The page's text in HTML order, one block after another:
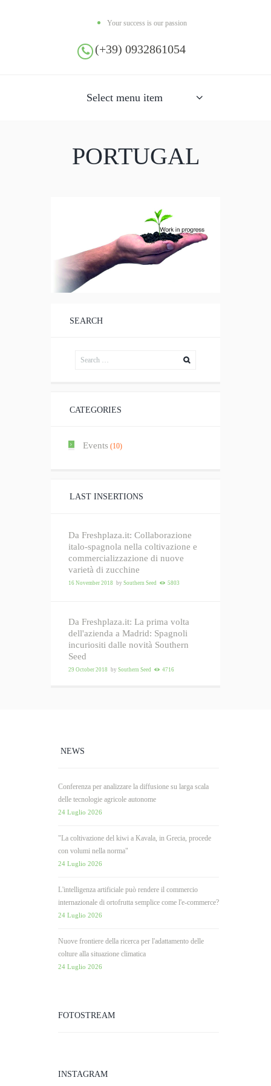
Your success is our passion
(+39) 0932861054
Select menu item
PORTUGAL
SEARCH
CATEGORIES
Events (10)
LAST INSERTIONS
Da Freshplaza.it: Collaborazione
italo-spagnola nella coltivazione e
commercializzazione di nuove
varietà di zucchine
16 November 2018 by Southern Seed 5803
Da Freshplaza.it: La prima volta
dell'azienda a Madrid: Spagnoli
incuriositi dalle novità Southern
Seed
29 October 2018 by Southern Seed 4716
NEWS
Conferenza per analizzare la diffusione su larga scala
delle tecnologie agricole autonome
24 Luglio 2026
"La coltivazione del kiwi a Kavala, in Grecia, procede
con volumi nella norma"
24 Luglio 2026
L'intelligenza artificiale può rendere il commercio
internazionale di ortofrutta semplice come l'e-commerce?
24 Luglio 2026
Nuove frontiere della ricerca per l'adattamento delle
colture alla situazione climatica
24 Luglio 2026
FOTOSTREAM
INSTAGRAM